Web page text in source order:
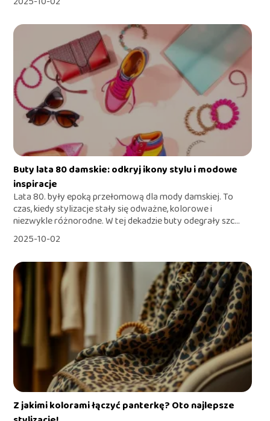
Buty lata 80 damskie: odkryj ikony stylu i modowe
inspiracje
Lata 80. były epoką przełomową dla mody damskiej. To
czas, kiedy stylizacje stały się odważne, kolorowe i
niezwykle różnorodne. W tej dekadzie buty odegrały szc...
2025-10-02
Z jakimi kolorami łączyć panterkę? Oto najlepsze